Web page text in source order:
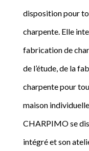
disposition pour
charpente. Elle
fabrication de
de l’étude, de la
charpente pour
maison
CHARPIMO se
intégré et son